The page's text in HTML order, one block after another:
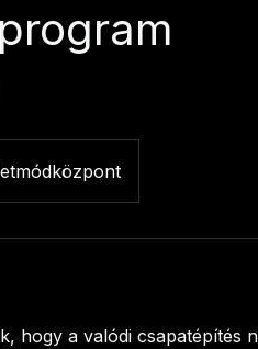
hogy a valódi csapatépítés